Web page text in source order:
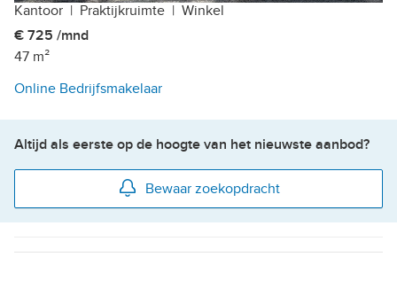
Kantoor | Praktijkruimte | Winkel
€ 725 /mnd
47 m²
Online Bedrijfsmakelaar
Altijd als eerste op de hoogte van het nieuwste aanbod?
Bewaar zoekopdracht